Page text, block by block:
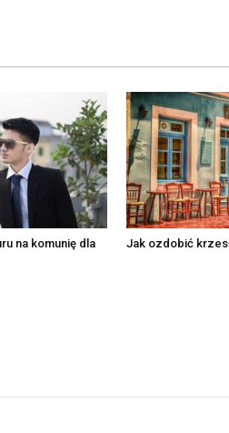
na komunię dla
Jak ozdobić